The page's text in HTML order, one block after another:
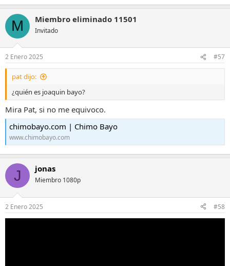
M Miembro eliminado 11501
Invitado
2 Enero 2025 #57
pat dijo:
¿quién es joaquin bayo?
Mira Pat, si no me equivoco.
chimobayo.com | Chimo Bayo
www.chimobayo.com
J jonas
Miembro 1080p
2 Enero 2025 #58